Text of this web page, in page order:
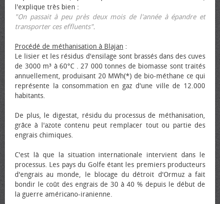
l'explique très bien :
"On passait à peu près deux mois de l'année à épandre et
transporter ces effluents".
Procédé de méthanisation à Blajan :
Le lisier et les résidus d'ensilage sont brassés dans des cuves
de 3000 m³ à 60°C . 27 000 tonnes de biomasse sont traités
annuellement, produisant 20 MWh(*) de bio-méthane ce qui
représente la consommation en gaz d'une ville de 12.000
habitants.
De plus, le digestat, résidu du processus de méthanisation,
grâce à l'azote contenu peut remplacer tout ou partie des
engrais chimiques.
C'est là que la situation internationale intervient dans le
processus. Les pays du Golfe étant les premiers producteurs
d'engrais au monde, le blocage du détroit d'Ormuz a fait
bondir le coût des engrais de 30 à 40 % depuis le début de
la guerre américano-iranienne.